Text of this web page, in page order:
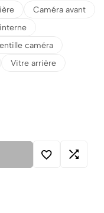
Caméra avant
caméra
Vitre arrière